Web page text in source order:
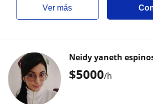
ver más
$5000/h
Neidy yaneth